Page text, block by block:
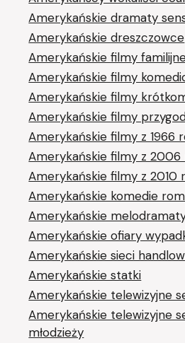
Amerykańskie dramaty
Amerykańskie dreszczowce
Amerykańskie filmy
Amerykańskie filmy
Amerykańskie filmy
Amerykańskie filmy
Amerykańskie filmy z 1966
Amerykańskie filmy z 2006
Amerykańskie filmy z 2010
Amerykańskie komedie
Amerykańskie
Amerykańskie ofiary
Amerykańskie sieci
Amerykańskie statki
Amerykańskie telewizyjne
Amerykańskie telewizyjne
młodzieży